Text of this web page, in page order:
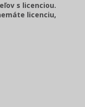
s licenciou.
licenciu,